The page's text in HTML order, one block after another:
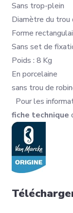
Sans trop-plein
Diamètre du trou
Forme
Sans set de
Poids : 8 Kg
En porcelaine
sans trou de
Pour les
fiche technique